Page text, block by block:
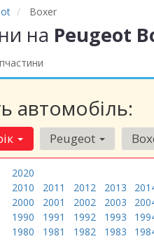
Boxer
на Peugeot
автомобіль:
2020
2010 2011 2012 2013
2000 2001 2002 2003
1990 1991 1992 1993
1980 1981 1982 1983
Peugeot